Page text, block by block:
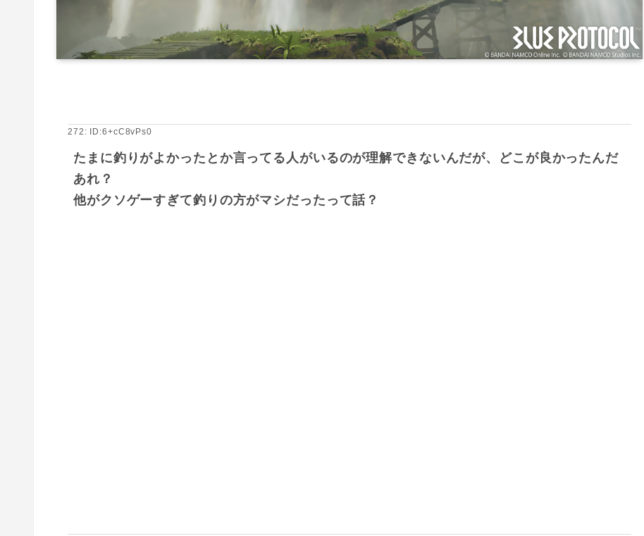
272: ID:6+cC8vPs0
たまに釣りがよかったとか言ってる人がいるのが理解できないんだが、どこが良かったんだ
あれ？
他がクソゲーすぎて釣りの方がマシだったって話？